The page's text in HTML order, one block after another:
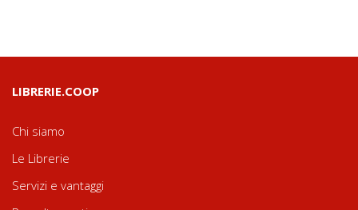
LIBRERIE.COOP
Chi siamo
Le Librerie
Servizi e vantaggi